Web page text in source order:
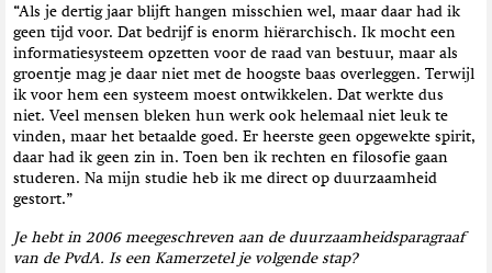
“Als je dertig jaar blijft hangen misschien wel, maar daar had ik
geen tijd voor. Dat bedrijf is enorm hiërarchisch. Ik mocht een
informatiesysteem opzetten voor de raad van bestuur, maar als
groentje mag je daar niet met de hoogste baas overleggen. Terwijl
ik voor hem een systeem moest ontwikkelen. Dat werkte dus
niet. Veel mensen bleken hun werk ook helemaal niet leuk te
vinden, maar het betaalde goed. Er heerste geen opgewekte spirit,
daar had ik geen zin in. Toen ben ik rechten en filosofie gaan
studeren. Na mijn studie heb ik me direct op duurzaamheid
gestort.”
Je hebt in 2006 meegeschreven aan de duurzaamheidsparagraaf
van de PvdA. Is een Kamerzetel je volgende stap?